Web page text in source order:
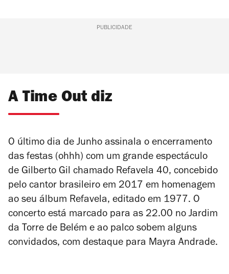
PUBLICIDADE
A Time Out diz
O último dia de Junho assinala o encerramento
das festas (ohhh) com um grande espectáculo
de Gilberto Gil chamado Refavela 40, concebido
pelo cantor brasileiro em 2017 em homenagem
ao seu álbum Refavela, editado em 1977. O
concerto está marcado para as 22.00 no Jardim
da Torre de Belém e ao palco sobem alguns
convidados, com destaque para Mayra Andrade.